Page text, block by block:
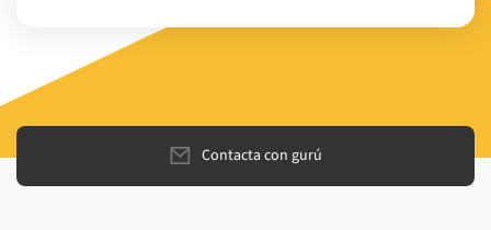
Contacta con gurú